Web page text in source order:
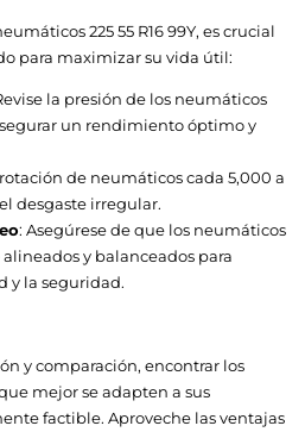
225 55 R16 99Y, es crucial
para maximizar su vida útil:
la presión de los neumáticos
un rendimiento óptimo y
de neumáticos cada 5,000 a
desgaste irregular.
: Asegúrese de que los neumáticos
y balanceados para
y la seguridad.
y comparación, encontrar los
mejor se adapten a sus
factible. Aproveche las ventajas